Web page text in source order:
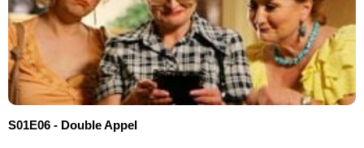
S01E06 - Double Appel